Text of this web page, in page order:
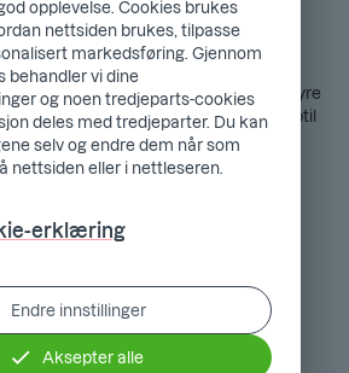
lån
dine eller kvitte deg med den dyre
oss kan du søke om refinansiering opptil
ett lån og én faktura
eller MinSide
opplevelse. Cookies brukes
nettsiden brukes, tilpasse
markedsføring. Gjennom
behandler vi dine
og noen tredjeparts-cookies
deles med tredjeparter. Du kan
selv og endre dem når som
nettsiden eller i nettleseren.
erklæring
Endre innstillinger
Aksepter alle